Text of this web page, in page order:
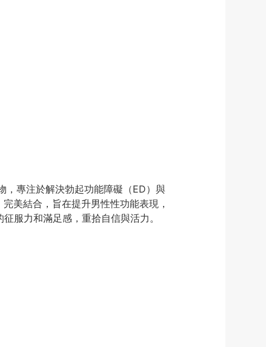
，專注於解決勃起功能障礙（ED）與
完美結合，旨在提升男性性功能表現，
服力和滿足感，重拾自信與活力。